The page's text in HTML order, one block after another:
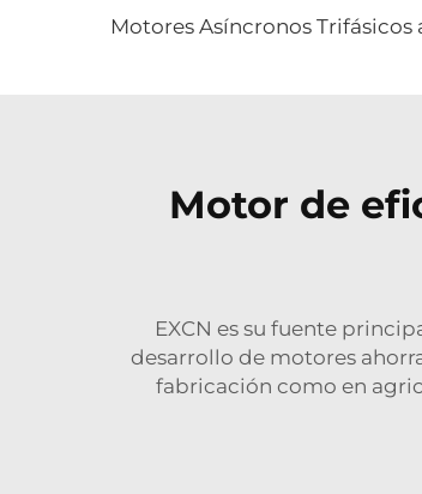
Motor de
EXCN es su fuente
desarrollo de motores
fabricación como en